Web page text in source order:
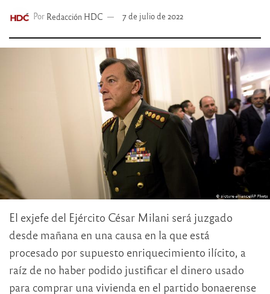
Por Redacción HDC 7 de julio de 2022
El exjefe del Ejército César Milani será juzgado
desde mañana en una causa en la que está
procesado por supuesto enriquecimiento ilícito, a
raíz de no haber podido justificar el dinero usado
para comprar una vivienda en el partido bonaerense